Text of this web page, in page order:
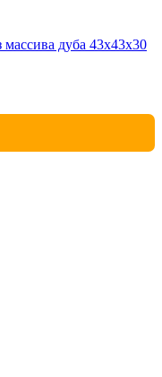
дуба 43х43х30